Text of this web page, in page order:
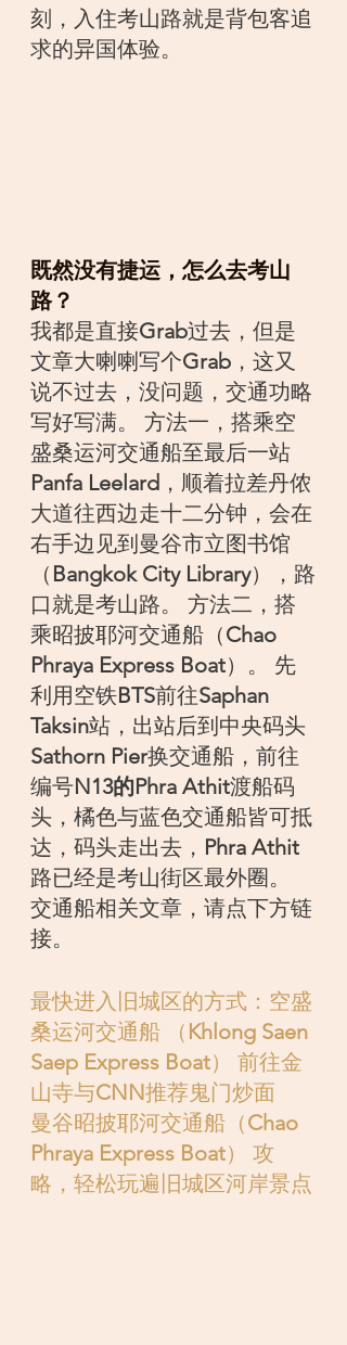
刻，入住考山路就是背包客追
求的异国体验。
既然没有捷运，怎么去考山
路？
我都是直接Grab过去，但是
文章大喇喇写个Grab ，这又
说不过去，没问题，交通功略
写好写满。 方法一，搭乘空
盛桑运河交通船至最后一站
Panfa Leelard ，顺着拉差丹侬
大道往西边走十二分钟，会在
右手边见到曼谷市立图书馆
（ Bangkok City Library），路
口就是考山路。 方法二，搭
乘昭披耶河交通船（Chao
Phraya Express Boat）。 先
利用空铁BTS前往Saphan
Taksin站，出站后到中央码头
Sathorn Pier换交通船，前往
编号N13的Phra Athit渡船码
头，橘色与蓝色交通船皆可抵
达，码头走出去， Phra Athit
路已经是考山街区最外圈。
交通船相关文章，请点下方链
接。
最快进入旧城区的方式：空盛
桑运河交通船 （ Khlong Saen
Saep Express Boat） 前往金
山寺与CNN推荐鬼门炒面
曼谷昭披耶河交通船 （Chao
Phraya Express Boat） 攻
略，轻松玩遍旧城区河岸景点